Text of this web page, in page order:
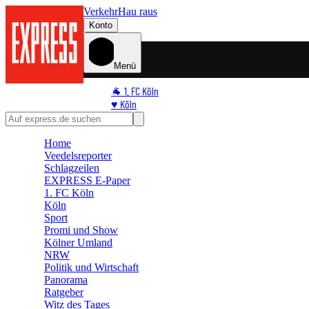
VerkehrHau raus
Konto
Menü
🐐 1. FC Köln
♥️ Köln
⭐ Promi
🛒 Shoppingwelt
Home
Veedelsreporter
Schlagzeilen
EXPRESS E-Paper
1. FC Köln
Köln
Sport
Promi und Show
Kölner Umland
NRW
Politik und Wirtschaft
Panorama
Ratgeber
Witz des Tages